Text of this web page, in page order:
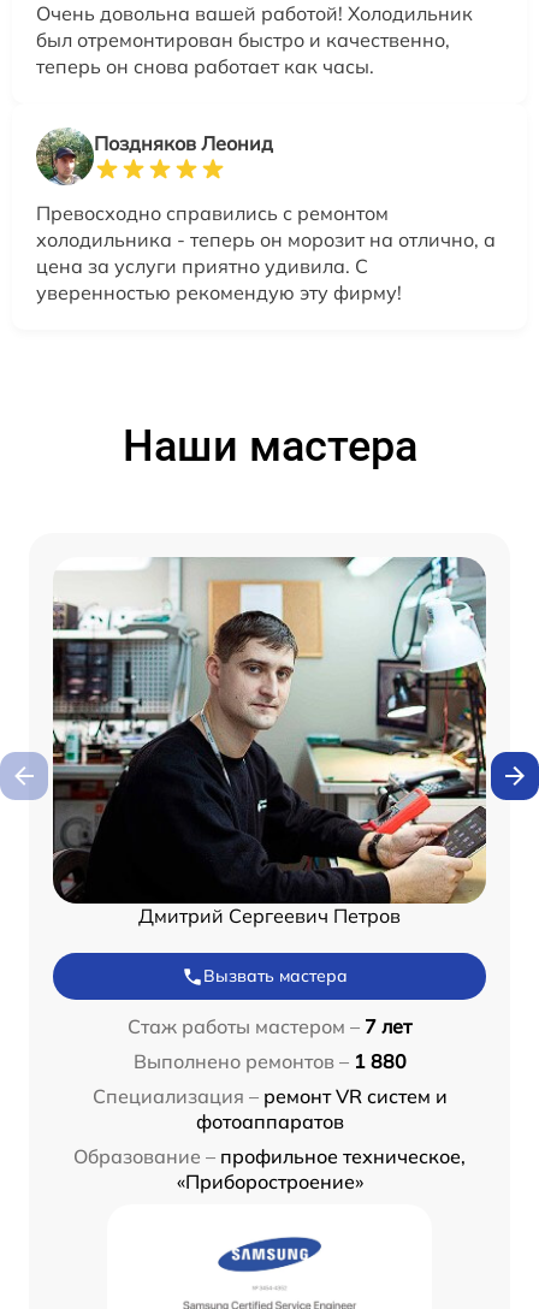
Очень довольна вашей работой! Холодильник
был отремонтирован быстро и качественно,
теперь он снова работает как часы.
Поздняков Леонид
Превосходно справились с ремонтом
холодильника - теперь он морозит на отлично, а
цена за услуги приятно удивила. С
уверенностью рекомендую эту фирму!
Наши мастера
Дмитрий Сергеевич Петров
Вызвать мастера
Стаж работы мастером – 7 лет
Выполнено ремонтов – 1 880
Специализация – ремонт VR систем и
фотоаппаратов
Образование – профильное техническое,
«Приборостроение»